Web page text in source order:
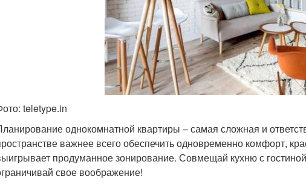
teletype.in
однокомнатной квартиры – самая сложная и
важнее всего обеспечить одновременно комфорт,
продуманное зонирование. Совмещай кухню с
свое воображение!